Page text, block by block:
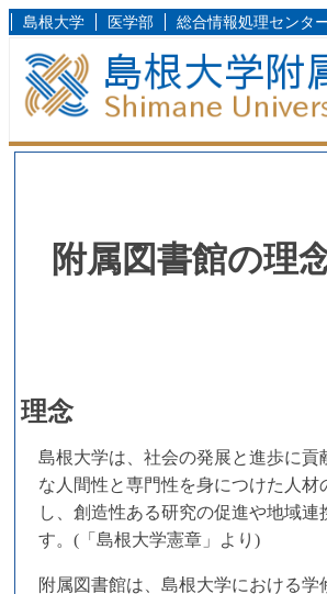
島根大学 医学部 総合情報処理センタ
附属図書館の理
理念
島根大学は、社会の発展と進歩に貢
な人間性と専門性を身につけた人材
し、創造性ある研究の促進や地域連
す。(「島根大学憲章」より)
附属図書館は、島根大学における学